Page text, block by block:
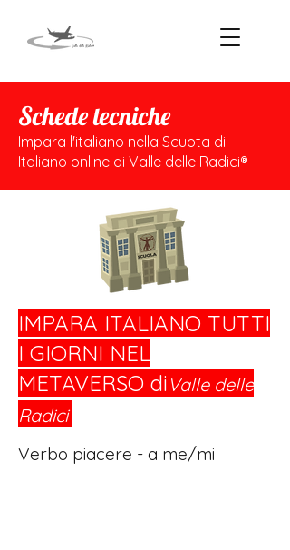
Schede tecniche
Impara l'italiano nella Scuota di
Italiano online di Valle delle Radici®
IMPARA ITALIANO TUTTI
I GIORNI NEL
METAVERSO di Valle delle
Radici
Verbo piacere - a me/mi